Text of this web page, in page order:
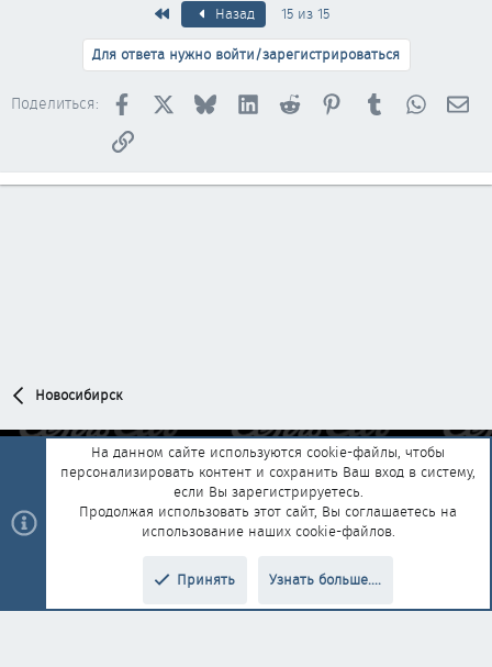
ПервыйНазад
15 из 15
Для ответа нужно войти/зарегистрироваться
Поделиться: Facebook BlueskyLinkedInReddit PinterestTumblr
Ссылка
Новосибирск
Обратная связь
Условия и правила
Политика конфиденциальности
Помощь Главная
R
add-ons by ThemeHouse Перевод от Jumuro®
На данном сайте используются cookie-файлы, чтобы
персонализировать контент и сохранить Ваш вход в систему,
если Вы зарегистрируетесь.
Продолжая использовать этот сайт, Вы соглашаетесь на
использование наших cookie-файлов.
Принять Узнать больше....